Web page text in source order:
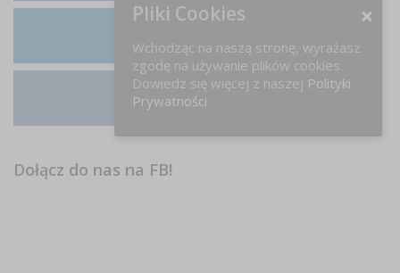
LinkedIn
Instagram
Dołącz do nas na FB!
Pliki Cookies
Wchodząc na naszą stronę, wyrażasz
zgodę na używanie plików cookies.
Dowiedz się więcej z naszej Polityki
Prywatności